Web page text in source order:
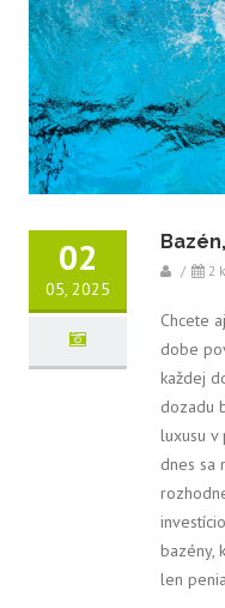
02
05, 2025
/ 2
Chcete
dobe
každej
dozadu
luxusu v
dnes sa
bazény,
len